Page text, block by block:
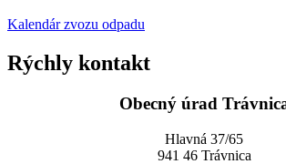
Kalendár zvozu odpadu
Rýchly kontakt
Obecný úrad
Hlavná 37/65
941 46 Trávnica